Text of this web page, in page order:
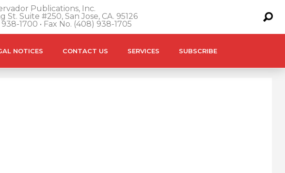
Publications, Inc.
St. Suite #250, San Jose, CA. 95126
1700 • Fax No. (408) 938-1705
NOTICES CONTACT US SERVICES SUBSCRIBE